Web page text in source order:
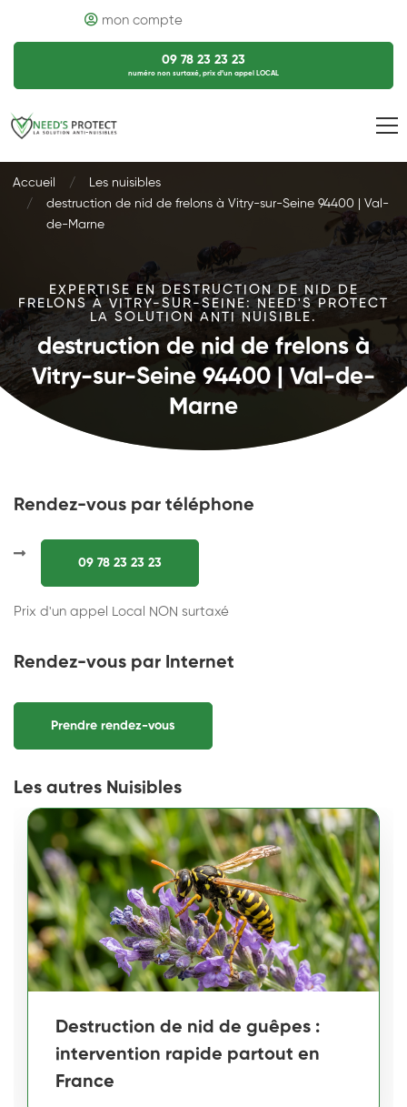
mon compte
09 78 23 23 23
numéro non surtaxé, prix d’un appel LOCAL
Accueil
Les nuisibles
destruction de nid de frelons à Vitry-sur-Seine 94400 | Val-
de-Marne
EXPERTISE EN DESTRUCTION DE NID DE
FRELONS À VITRY-SUR-SEINE: NEED'S PROTECT
LA SOLUTION ANTI NUISIBLE.
destruction de nid de frelons à
Vitry-sur-Seine 94400 | Val-de-
Marne
Rendez-vous par téléphone
09 78 23 23 23
Prix d'un appel Local NON surtaxé
Rendez-vous par Internet
Prendre rendez-vous
Les autres Nuisibles
Destruction de nid de guêpes :
intervention rapide partout en
France